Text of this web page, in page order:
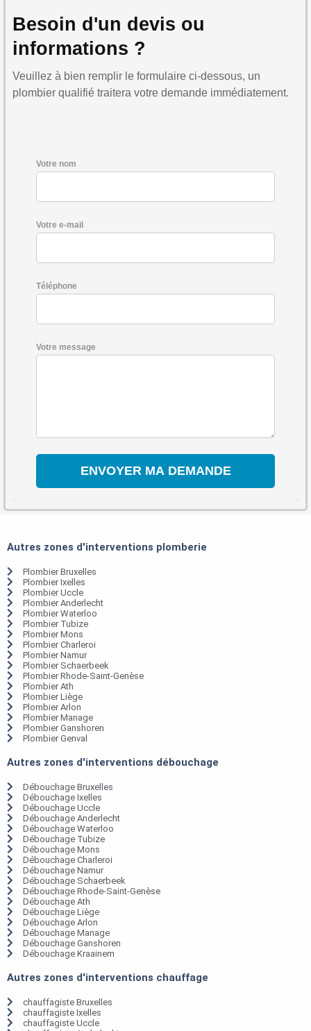
Besoin d'un devis ou
informations ?
Veuillez à bien remplir le formulaire ci-dessous, un
plombier qualifié traitera votre demande immédiatement.
Votre nom
Votre e-mail
Téléphone
Votre message
Autres zones d'interventions plomberie
Plombier Bruxelles
Plombier Ixelles
Plombier Uccle
Plombier Anderlecht
Plombier Waterloo
Plombier Tubize
Plombier Mons
Plombier Charleroi
Plombier Namur
Plombier Schaerbeek
Plombier Rhode-Saint-Genèse
Plombier Ath
Plombier Liège
Plombier Arlon
Plombier Manage
Plombier Ganshoren
Plombier Genval
Autres zones d'interventions débouchage
Débouchage Bruxelles
Débouchage Ixelles
Débouchage Uccle
Débouchage Anderlecht
Débouchage Waterloo
Débouchage Tubize
Débouchage Mons
Débouchage Charleroi
Débouchage Namur
Débouchage Schaerbeek
Débouchage Rhode-Saint-Genèse
Débouchage Ath
Débouchage Liège
Débouchage Arlon
Débouchage Manage
Débouchage Ganshoren
Débouchage Kraainem
Autres zones d'interventions chauffage
chauffagiste Bruxelles
chauffagiste Ixelles
chauffagiste Uccle